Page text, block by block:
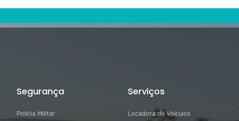
Segurança
Polícia Militar
Serviços
Locadora de Veículos